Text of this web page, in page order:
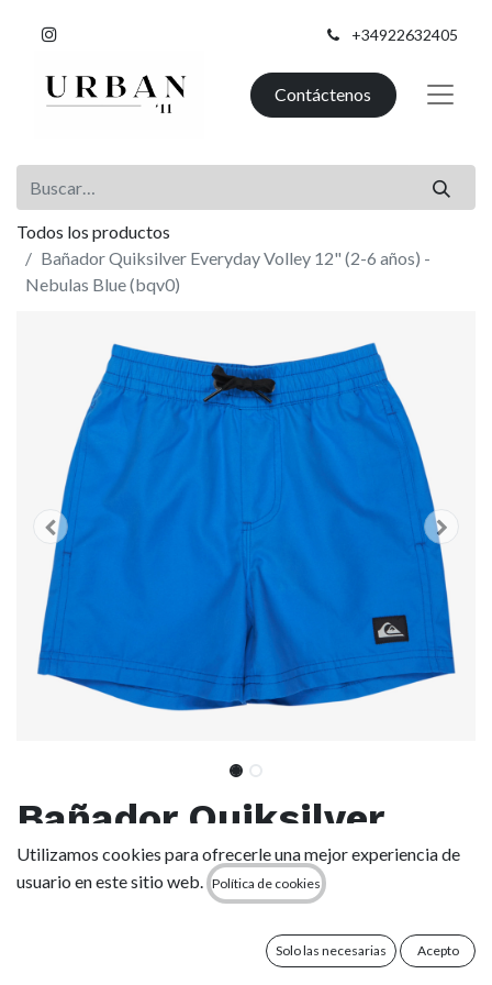
+34922632405
Contáctenos
Todos los productos
Bañador Quiksilver Everyday Volley 12" (2-6 años) -
Nebulas Blue (bqv0)
Bañador Quiksilver
Everyday Volley 12" (2-
6 años) - Nebulas Blue
Utilizamos cookies para ofrecerle una mejor experiencia de
usuario en este sitio web.
Política de cookies
Solo las necesarias Acepto